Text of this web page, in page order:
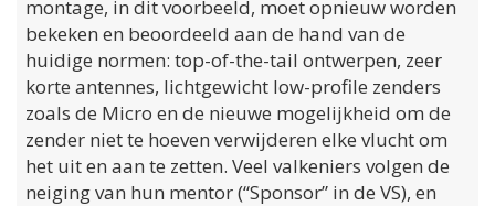
montage, in dit voorbeeld, moet opnieuw worden
bekeken en beoordeeld aan de hand van de
huidige normen: top-of-the-tail ontwerpen, zeer
korte antennes, lichtgewicht low-profile zenders
zoals de Micro en de nieuwe mogelijkheid om de
zender niet te hoeven verwijderen elke vlucht om
het uit en aan te zetten. Veel valkeniers volgen de
neiging van hun mentor (“Sponsor” in de VS), en